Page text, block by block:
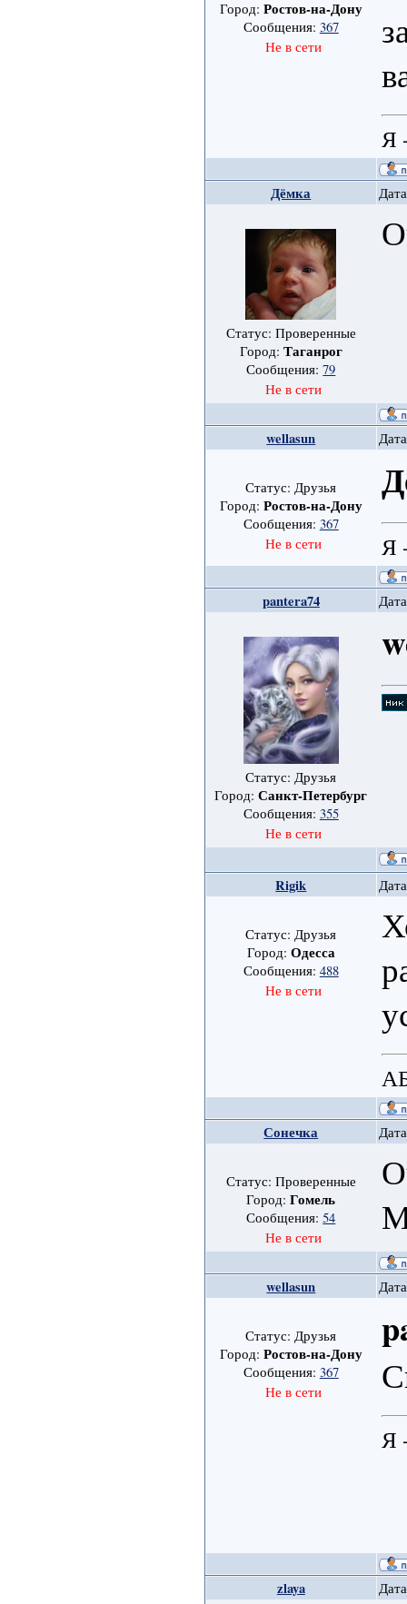
Город: Ростов-на-Дону
Сообщения: 367
Не в сети
Я
Дёмка
Статус: Проверенные
Город: Таганрог
Сообщения:79
Не в сети
wellasun
Статус: Друзья
Город: Ростов-на-Дону
Сообщения: 367
Не в сети
Я
pantera74
Статус: Друзья
Город:Санкт-Петербург
Сообщения: 355
Не в сети
Rigik
Статус: Друзья
Город: Одесса
Сообщения: 488
Не в сети
Сонечка
Статус: Проверенные
Город:Гомель
Сообщения:54
Не в сети
wellasun
Статус: Друзья
Город: Ростов-на-Дону
Сообщения: 367
Не в сети
Я
zlaya